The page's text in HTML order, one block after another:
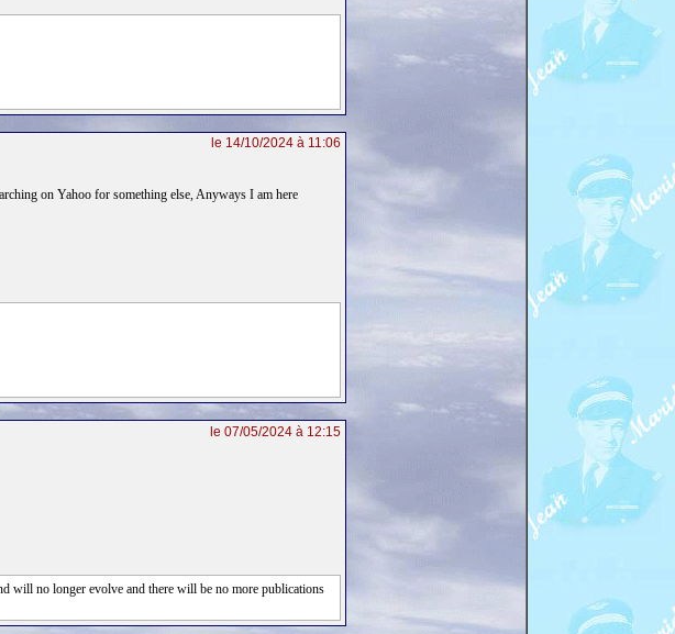
le 14/10/2024 à 11:06
on Yahoo for something else, Anyways I am here
le 07/05/2024 à 12:15
will no longer evolve and there will be no more publications